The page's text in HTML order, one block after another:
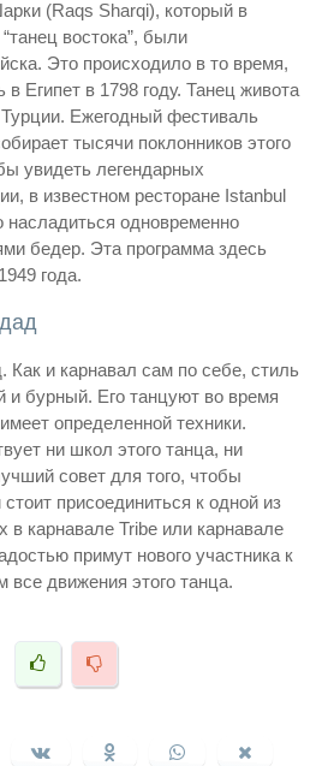
(Raqs Sharqi), который в
востока”, были
Это происходило в то время,
в Египет в 1798 году. Танец живота
Ежегодный фестиваль
тысячи поклонников этого
увидеть легендарных
в известном ресторане Istanbul
одновременно
бедер. Эта программа здесь
года.
Как и карнавал сам по себе, стиль
и бурный. Его танцуют во время
определенной техники.
ни школ этого танца, ни
совет для того, чтобы
присоединиться к одной из
в карнавале Tribe или карнавале
примут нового участника к
все движения этого танца.